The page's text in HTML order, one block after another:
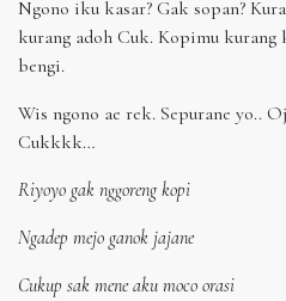
Ngono iku kasar? Gak sopan?
kurang adoh Cuk. Kopimu kurang
bengi.
Wis ngono ae rek. Sepurane yo..
Cukkkk…
Riyoyo gak nggoreng kopi
Ngadep mejo ganok jajane
Cukup sak mene aku moco orasi